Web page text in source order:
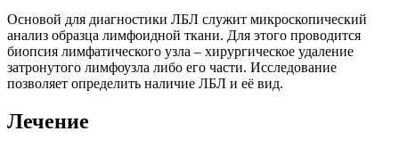
Основой для диагностики ЛБЛ служит микроскопический
анализ образца лимфоидной ткани. Для этого проводится
биопсия лимфатического узла – хирургическое удаление
затронутого лимфоузла либо его части. Исследование
позволяет определить наличие ЛБЛ и её вид.
Лечение